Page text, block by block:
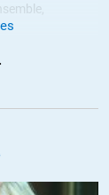
n° 2, et de
rien y